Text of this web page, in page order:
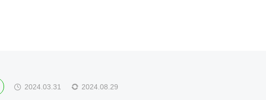
2024.03.31 2024.08.29